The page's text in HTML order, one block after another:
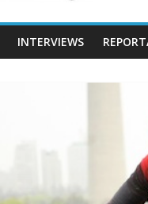
INTERVIEWS